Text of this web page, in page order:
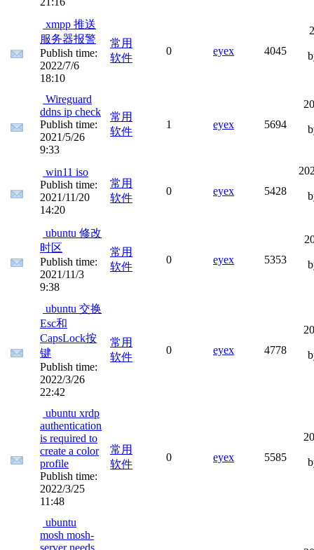
xmpp 推送
服务器报警
Publish time:
2022/7/6
18:10
常用
软件
0 eyex 4045
Wireguard
ddns ip check
Publish time:
2021/5/26
9:33
常用
软件
1 eyex 5694
win11 iso
Publish time:
2021/11/20
14:20
常用
软件
0 eyex 5428
ubuntu 修改
时区
Publish time:
2021/11/3
9:38
常用
软件
0 eyex 5353
ubuntu 交换
Esc和
CapsLock按
键
Publish time:
2022/3/26
22:42
常用
软件
0 eyex 4778
ubuntu xrdp
authentication
is required to
create a color
profile
Publish time:
2022/3/25
11:48
常用
软件
0 eyex 5585
ubuntu
mosh mosh-
server needs